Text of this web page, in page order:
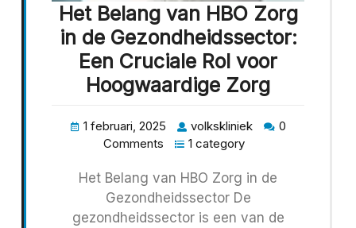
Het Belang van HBO Zorg
in de Gezondheidssector:
Een Cruciale Rol voor
Hoogwaardige Zorg
1 februari, 2025 volkskliniek
0
Comments
1 category
Het Belang van HBO Zorg in de
Gezondheidssector De
gezondheidssector is een van de